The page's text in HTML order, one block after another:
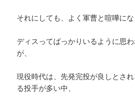
それにしても、よく軍曹と喧嘩にな
ディスってばっかりいるように思
が、
現役時代は、先発完投が良しとさ
る投手が多い中、